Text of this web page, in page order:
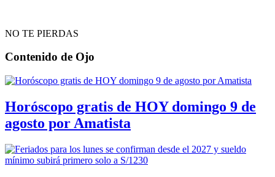
NO TE PIERDAS
Contenido de Ojo
Horóscopo gratis de HOY domingo 9 de
agosto por Amatista